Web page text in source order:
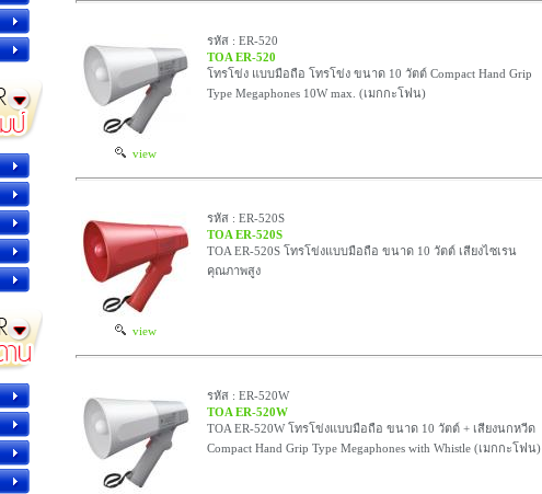
view
รหัส : ER-520
TOA ER-520
โทรโข่ง แบบมือถือ โทรโข่ง ขนาด 10 วัตต์ Compact Hand Grip
Type Megaphones 10W max. (เมกกะโฟน)
view
รหัส : ER-520S
TOA ER-520S
TOA ER-520S โทรโข่งแบบมือถือ ขนาด 10 วัตต์ เสียงไซเรน
คุณภาพสูง
รหัส : ER-520W
TOA ER-520W
TOA ER-520W โทรโข่งแบบมือถือ ขนาด 10 วัตต์ + เสียงนกหวีด
Compact Hand Grip Type Megaphones with Whistle (เมกกะโฟน)